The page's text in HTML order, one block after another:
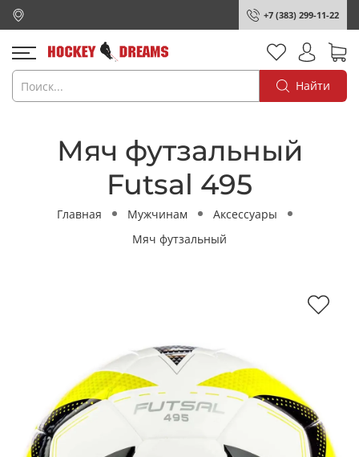
+7 (383) 299-11-22
Найти
Мяч футзальный
Futsal 495
Главная Мужчинам
Аксессуары
Мяч футзальный